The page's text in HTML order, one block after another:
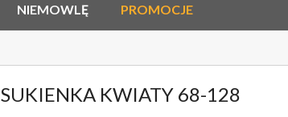
NIEMOWLĘ PROMOCJE
SUKIENKA KWIATY 68-128